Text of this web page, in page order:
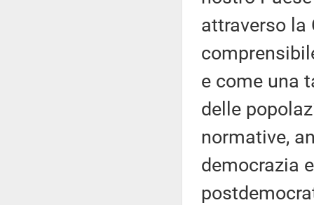
attraverso la
e come una
delle
normative,
democrazia